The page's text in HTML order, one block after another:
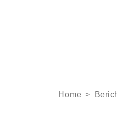
Home >